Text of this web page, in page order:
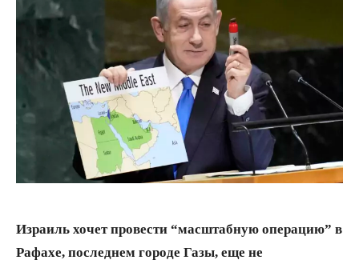
Израиль хочет провести “масштабную операцию” в
Рафахе, последнем городе Газы, еще не